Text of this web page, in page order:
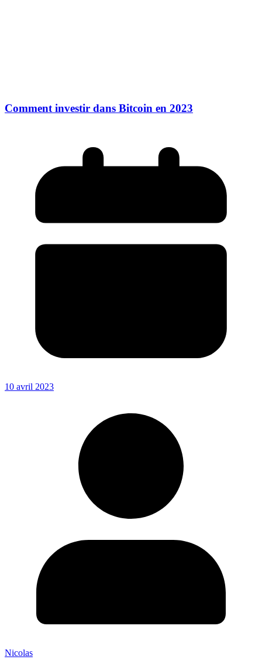
Comment investir dans Bitcoin en 2023
10 avril 2023
Nicolas